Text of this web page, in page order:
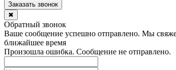
Заказать звонок
✖
Обратный звонок
Ваше сообщение успешно отправлено. Мы
ближайшее время
Произошла ошибка. Сообщение не отправлено.